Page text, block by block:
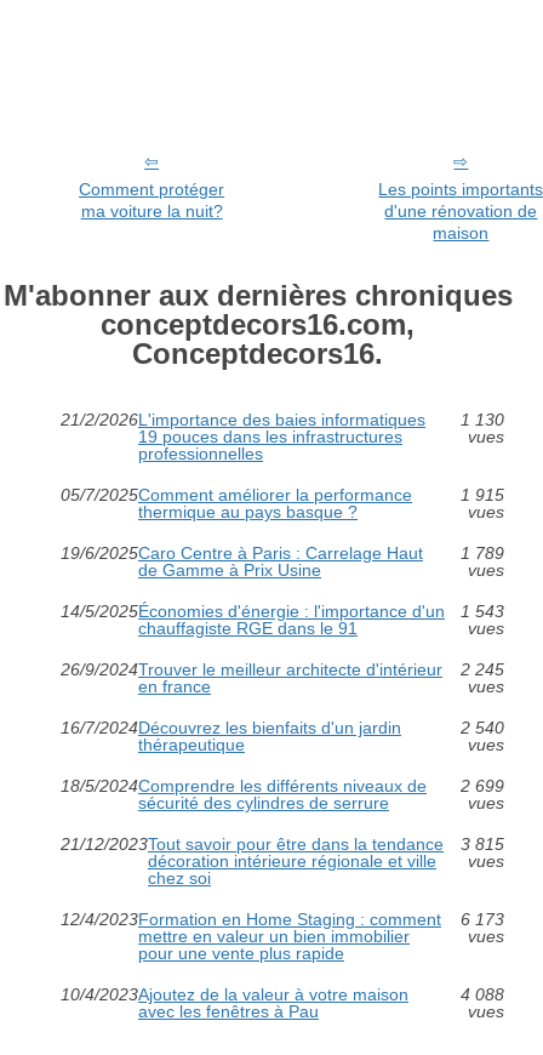
Comment protéger
ma voiture la nuit?
Les points importants
d'une rénovation de
maison
M'abonner aux dernières chroniques
conceptdecors16.com,
Conceptdecors16.
21/2/2026L'importance des baies informatiques
19 pouces dans les infrastructures
professionnelles
1 130
vues
05/7/2025Comment améliorer la performance
thermique au pays basque ?
1 915
vues
19/6/2025Caro Centre à Paris : Carrelage Haut
de Gamme à Prix Usine
1 789
vues
14/5/2025Économies d'énergie : l'importance d'un
chauffagiste RGE dans le 91
1 543
vues
26/9/2024Trouver le meilleur architecte d'intérieur
en france
2 245
vues
16/7/2024Découvrez les bienfaits d'un jardin
thérapeutique
2 540
vues
18/5/2024Comprendre les différents niveaux de
sécurité des cylindres de serrure
2 699
vues
21/12/2023Tout savoir pour être dans la tendance
décoration intérieure régionale et ville
chez soi
3 815
vues
12/4/2023Formation en Home Staging : comment
mettre en valeur un bien immobilier
pour une vente plus rapide
6 173
vues
10/4/2023Ajoutez de la valeur à votre maison
avec les fenêtres à Pau
4 088
vues